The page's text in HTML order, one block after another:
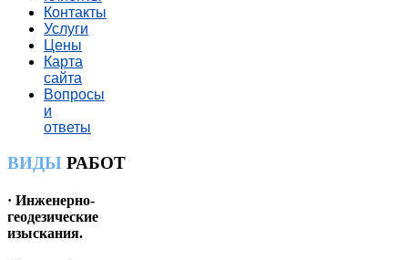
Контакты
Услуги
Цены
Карта
сайта
Вопросы
и
ответы
ВИДЫ РАБОТ
· Инженерно-
геодезические
изыскания.